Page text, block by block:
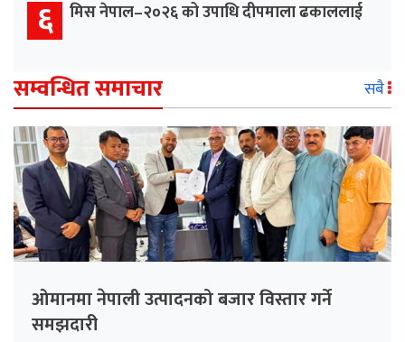
६ मिस नेपाल–२०२६ को उपाधि दीपमाला ढकाललाई
सम्वन्धित समाचार सबै
ओमानमा नेपाली उत्पादनको बजार विस्तार गर्ने
समझदारी